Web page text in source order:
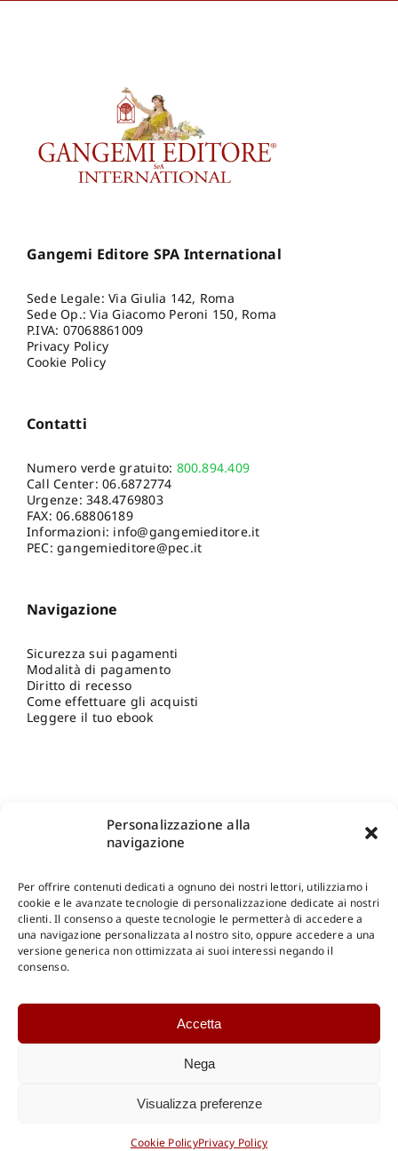
Personalizzazione alla
navigazione
Per offrire contenuti dedicati a ognuno dei nostri lettori, utilizziamo i
cookie e le avanzate tecnologie di personalizzazione dedicate ai nostri
clienti. Il consenso a queste tecnologie le permetterà di accedere a
una navigazione personalizzata al nostro sito, oppure accedere a una
versione generica non ottimizzata ai suoi interessi negando il
consenso.
Accetta
Nega
Visualizza preferenze
Cookie PolicyPrivacy Policy
Gangemi Editore SPA International
Sede Legale: Via Giulia 142, Roma
Sede Op.: Via Giacomo Peroni 150, Roma
P.IVA: 07068861009
Privacy Policy
Cookie Policy
Contatti
Numero verde gratuito: 800.894.409
Call Center:06.6872774
Urgenze:348.4769803
FAX: 06.68806189
Informazioni: info@gangemieditore.it
PEC: gangemieditore@pec.it
Navigazione
Sicurezza sui pagamenti
Modalità di pagamento
Diritto di recesso
Come effettuare gli acquisti
Leggere il tuo ebook
Shop Gangemi Editore-Pagamenti Sicuri e anche Rateali
Catalogo Online
Catalogo Internazionale
DOWNLOAD
Catalogo Internazionale